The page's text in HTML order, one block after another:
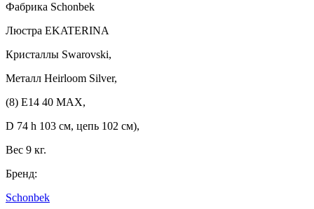
Фабрика Schonbek
Люстра ЕKATERINA
Кристаллы Swarovski,
Металл Heirloom Silver,
(8) E14 40 MAX,
D 74 h 103 см, цепь 102 см),
Вес 9 кг.
Бренд:
Schonbek